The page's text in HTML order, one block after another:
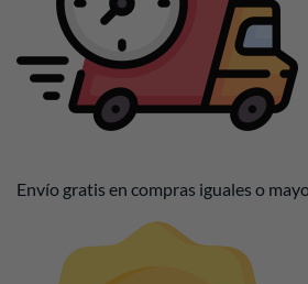
Envío gratis en compras iguales o